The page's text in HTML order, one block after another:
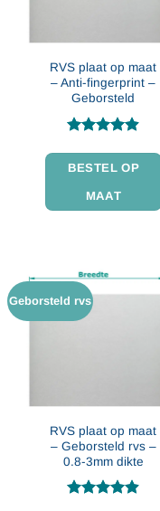
RVS plaat op maat
– Anti-fingerprint –
Geborsteld
4.86
uit 5
BESTEL OP
MAAT
Geborsteld rvs
RVS plaat op maat
– Geborsteld rvs –
0.8-3mm dikte